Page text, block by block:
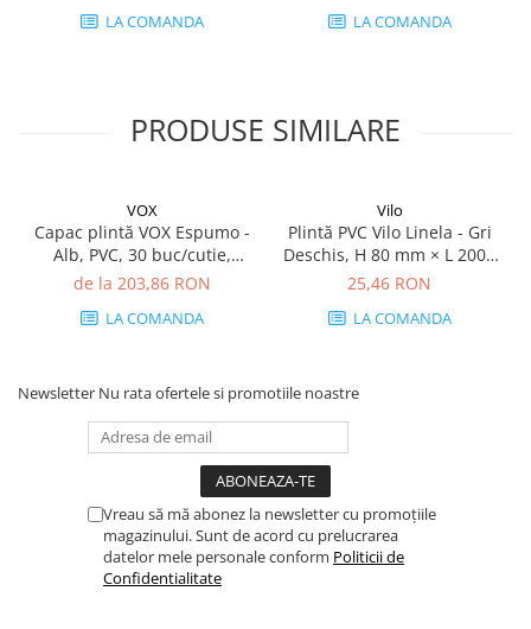
LA COMANDA LA COMANDA
PRODUSE SIMILARE
VOX
Capac plintă VOX Espumo -
Alb, PVC, 30 buc/cutie,
compatibil plintă 65 mm
de la 203,86 RON
LA COMANDA
Vilo
Plintă PVC Vilo Linela - Gri
Deschis, H 80 mm × L 2000
mm, grosime 16 mm
25,46 RON
LA COMANDA
Newsletter Nu rata ofertele si promotiile noastre
Vreau să mă abonez la newsletter cu promoțiile
magazinului. Sunt de acord cu prelucrarea
datelor mele personale conform Politicii de
Confidentialitate